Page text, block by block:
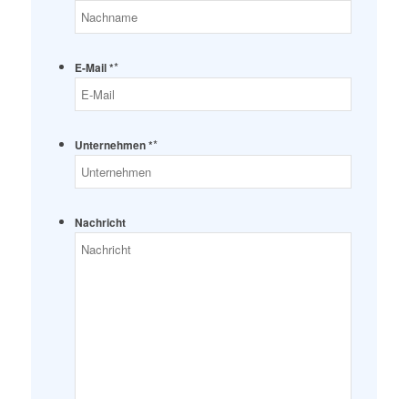
E-Mail **
Unternehmen **
Nachricht